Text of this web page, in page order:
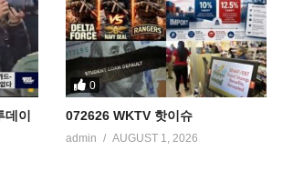
이
0
072626 WKTV 핫이슈
admin AUGUST 1, 2026